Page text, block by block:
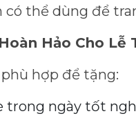
có thể dùng để
Hảo Cho Lễ
hợp để tặng:
trong ngày tốt